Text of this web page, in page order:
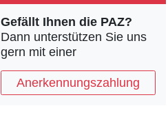
Gefällt Ihnen die PAZ?
Dann unterstützen Sie uns
gern mit einer
Anerkennungszahlung